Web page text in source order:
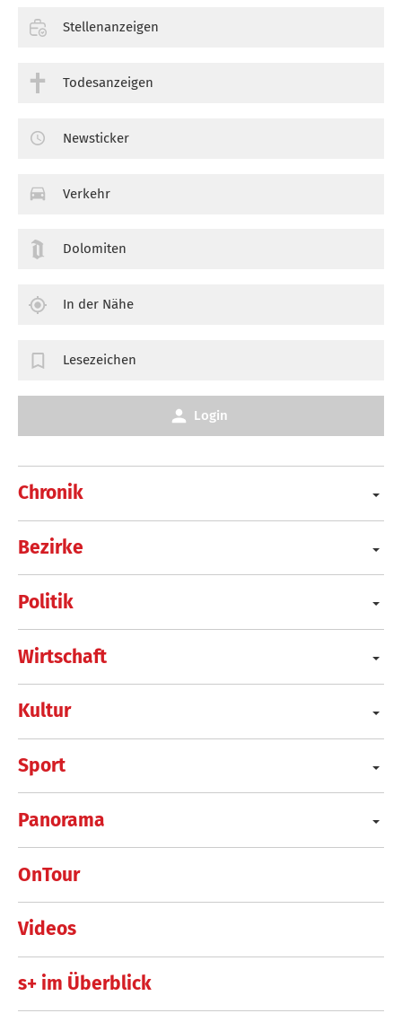
Chronik
Bezirke
Politik
Wirtschaft
Kultur
Sport
Panorama
OnTour
Videos
s+ im Überblick
Stellenanzeigen
Todesanzeigen
Newsticker
Verkehr
Dolomiten
In der Nähe
Lesezeichen
Login